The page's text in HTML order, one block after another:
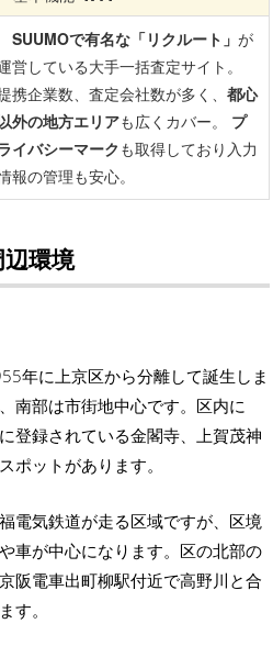
環境
年に上京区から分離して誕生しま
南部は市街地中心です。区内に
登録されている金閣寺、上賀茂神
ポットがあります。
電気鉄道が走る区域ですが、区境
車が中心になります。区の北部の
阪電車出町柳駅付近で高野川と合
す。